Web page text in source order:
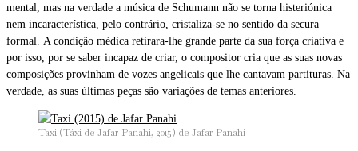
mental, mas na verdade a música de Schumann não se torna histeriónica
nem incaracterística, pelo contrário, cristaliza-se no sentido da secura
formal. A condição médica retirara-lhe grande parte da sua força criativa e
por isso, por se saber incapaz de criar, o compositor cria que as suas novas
composições provinham de vozes angelicais que lhe cantavam partituras. Na
verdade, as suas últimas peças são variações de temas anteriores.
Taxi (Táxi de Jafar Panahi, 2015) de Jafar Panahi